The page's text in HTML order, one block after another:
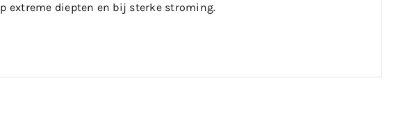
extreme diepten en bij sterke stroming.